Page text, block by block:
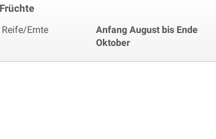
Früchte
Reife/Ernte
Anfang August bis Ende
Oktober